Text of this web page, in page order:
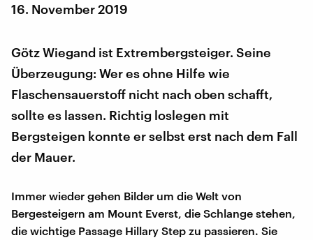
16. November 2019
Götz Wiegand ist Extrembergsteiger. Seine
Überzeugung: Wer es ohne Hilfe wie
Flaschensauerstoff nicht nach oben schafft,
sollte es lassen. Richtig loslegen mit
Bergsteigen konnte er selbst erst nach dem Fall
der Mauer.
Immer wieder gehen Bilder um die Welt von
Bergesteigern am Mount Everst, die Schlange stehen,
die wichtige Passage Hillary Step zu passieren. Sie